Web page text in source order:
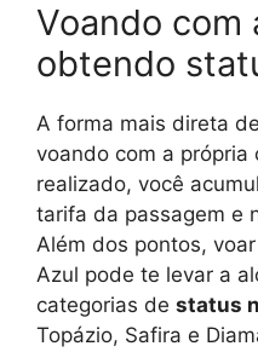
Voando com
obtendo
A forma mais direta
voando com a própria
realizado, você
tarifa da passagem e
Além dos pontos,
Azul pode te levar a
categorias de status
Topázio, Safira e